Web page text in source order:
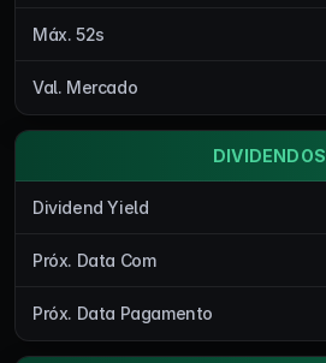
Máx. 52s
Val. Mercado
DIVIDENDOS
Dividend Yield
Próx. Data Com
Próx. Data Pagamento